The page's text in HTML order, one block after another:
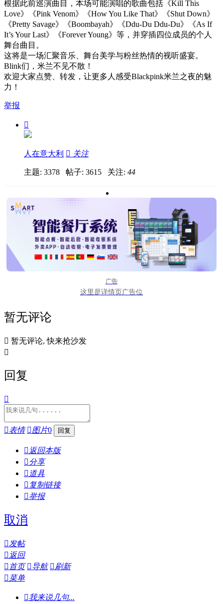
根据此前巡演曲目，本场可能演唱的歌曲包括《Kill This
Love》《Pink Venom》《How You Like That》《Shut Down》
《Pretty Savage》《Boombayah》《Ddu-Du Ddu-Du》《As If
It’s Your Last》《Forever Young》等，并穿插四位成员的个人
舞台曲目。
这将是一场汇聚音乐、舞台美学与粉丝热情的视听盛宴。
Blink们，米兰不见不散！
欢迎大家点赞、转发，让更多人感受Blackpink米兰之夜的魅
力！
举报

人在意大利  关注
主题: 3378 帖子: 3615 关注: 44
广告
这里是详情页广告位
暂无评论
 暂无评论, 快来抢沙发

回复

表情 图片0
 返回本版
分享
 道具
 复制链接
举报
取消
发帖
 返回
 首页 导航 刷新
菜单
我来说几句...